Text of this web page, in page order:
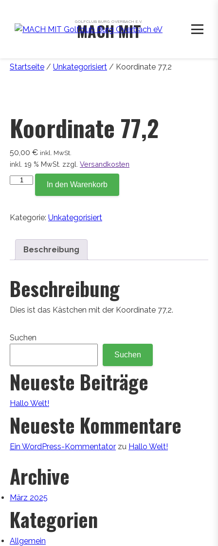
GOLFCLUB BURG OVERBACH E.V.
MACH MIT
Startseite / Unkategorisiert / Koordinate 77,2
Koordinate 77,2
50,00 € inkl. MwSt.
inkl. 19 % MwSt. zzgl. Versandkosten
Koordinate
In den Warenkorb
Kategorie: Unkategorisiert
Beschreibung
Beschreibung
Dies ist das Kästchen mit der Koordinate 77,2.
Suchen
Suchen
Neueste Beiträge
Hallo Welt!
Neueste Kommentare
Ein WordPress-Kommentator zu Hallo Welt!
Archive
März 2025
Kategorien
Allgemein